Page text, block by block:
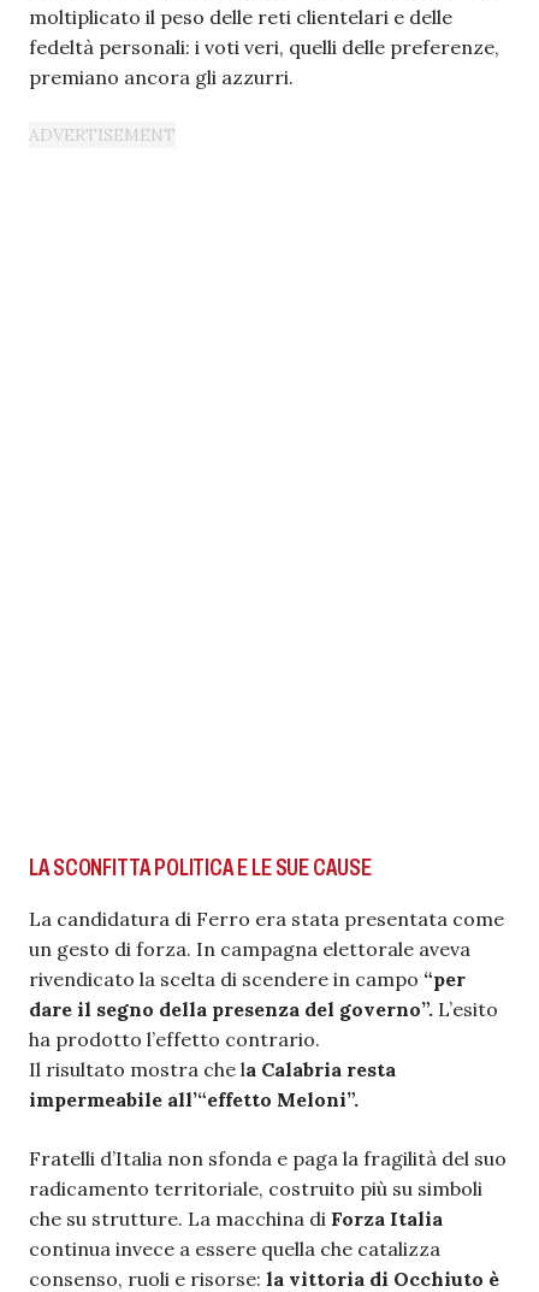
moltiplicato il peso delle reti clientelari e delle
fedeltà personali: i voti veri, quelli delle preferenze,
premiano ancora gli azzurri.
LA SCONFITTA POLITICA E LE SUE CAUSE
La candidatura di Ferro era stata presentata come
un gesto di forza. In campagna elettorale aveva
rivendicato la scelta di scendere in campo “per
dare il segno della presenza del governo”. L’esito
ha prodotto l’effetto contrario.
Il risultato mostra che la Calabria resta
impermeabile all’“effetto Meloni”.
Fratelli d’Italia non sfonda e paga la fragilità del suo
radicamento territoriale, costruito più su simboli
che su strutture. La macchina di Forza Italia
continua invece a essere quella che catalizza
consenso, ruoli e risorse: la vittoria di Occhiuto è